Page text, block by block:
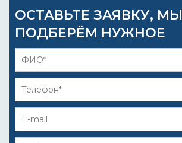
ОСТАВЬТЕ ЗАЯВКУ, МЫ
ПОДБЕРЁМ НУЖНОЕ